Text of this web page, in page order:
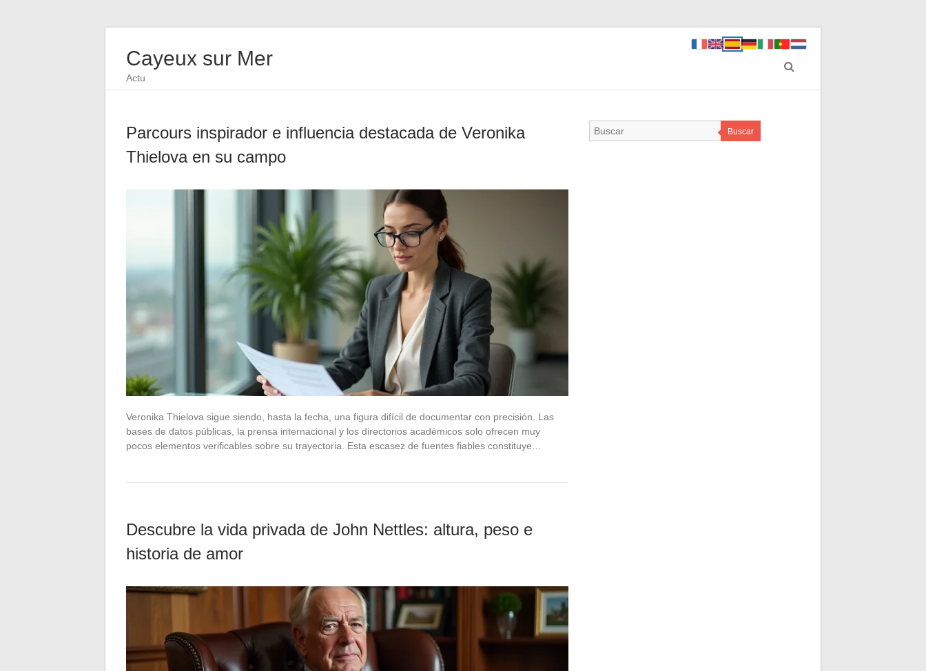
Cayeux sur Mer
Actu
Parcours inspirador e influencia destacada de Veronika
Thielova en su campo
Veronika Thielova sigue siendo, hasta la fecha, una figura difícil de documentar con precisión. Las
bases de datos públicas, la prensa internacional y los directorios académicos solo ofrecen muy
pocos elementos verificables sobre su trayectoria. Esta escasez de fuentes fiables constituye…
Descubre la vida privada de John Nettles: altura, peso e
historia de amor
Buscar